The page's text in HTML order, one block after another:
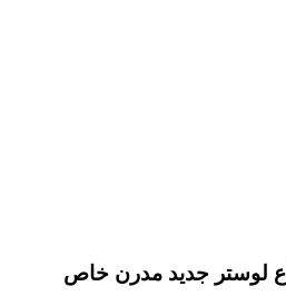
لوستر جدید مدرن خاص